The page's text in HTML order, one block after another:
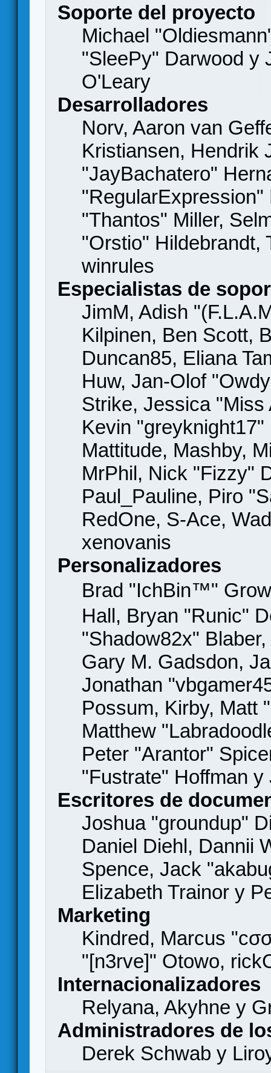
Soporte del proyecto
Michael
"SleePy" Darwood y
O'Leary
Desarrolladores
Norv, Aaron van
Kristiansen, Hendrik
"JayBachatero"
"Thantos" Miller,
"Orstio" Hildebrandt,
winrules
Especialistas de
JimM, Adish
Kilpinen, Ben Scott,
Duncan85, Eliana
Huw, Jan-Olof
Strike, Jessica
Kevin
Mattitude, Mashby,
MrPhil, Nick "Fizzy"
Paul_Pauline, Piro
RedOne, S-Ace,
xenovanis
Personalizadores
Brad "IchBin™"
Hall, Bryan "Runic"
"Shadow82x"
Gary M. Gadsdon,
Jonathan
Possum, Kirby, Matt
Matthew
Peter "Arantor"
"Fustrate" Hoffman
Escritores de
Joshua "groundup"
Daniel Diehl, Dannii
Spence, Jack
Elizabeth Trainor y
Marketing
Kindred, Marcus
"[n3rve]" Otowo,
Internacionalizadores
Relyana, Akyhne y
Administradores de
Derek Schwab y